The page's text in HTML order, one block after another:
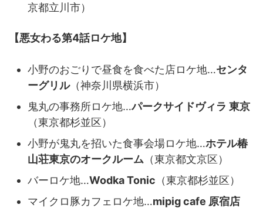
京都立川市）
【悪女わる第4話ロケ地】
小野のおごりで昼食を食べた店ロケ地…センタ
ーグリル（神奈川県横浜市）
鬼丸の事務所ロケ地…パークサイドヴィラ 東京
（東京都杉並区）
小野が鬼丸を招いた食事会場ロケ地…ホテル椿
山荘東京のオークルーム （東京都文京区）
バーロケ地…Wodka Tonic （東京都杉並区）
マイクロ豚カフェロケ地…mipig cafe 原宿店